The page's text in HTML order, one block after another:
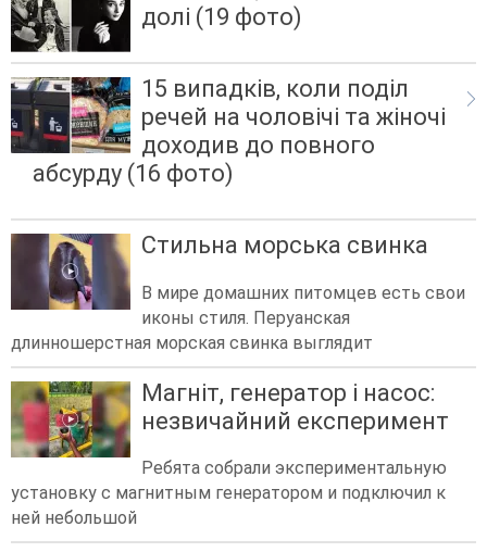
долі (19 фото)
15 випадків, коли поділ
речей на чоловічі та жіночі
доходив до повного
абсурду (16 фото)
Стильна морська свинка
В мире домашних питомцев есть свои
иконы стиля. Перуанская
длинношерстная морская свинка выглядит
Магніт, генератор і насос:
незвичайний експеримент
Ребята собрали экспериментальную
установку с магнитным генератором и подключил к
ней небольшой